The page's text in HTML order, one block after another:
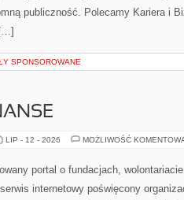
publiczność. Polecamy Kariera i
SPONSOROWANE
LIP - 12 - 2026 MOŻLIWOŚĆ
portal o fundacjach,
internetowy poświęcony